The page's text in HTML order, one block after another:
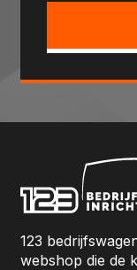
123
webshop die de